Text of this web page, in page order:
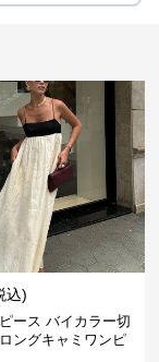
込)
ース バイカラー切
ングキャミワンピ